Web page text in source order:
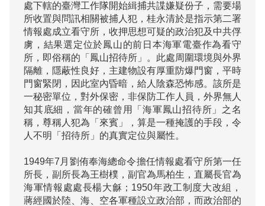
處下轄的臺灣工作隊開始緝捕共諜嫌疑份子，需要場
所收置與問訊相關被捕人犯，桂永清於是指示第二署
情報處成立看守所，收押思想可疑的政治犯及中共俘
虜，結果選定位於鳳山的前日本海軍電臺作為看守
所，即俗稱的「鳳山招待所」。此處周圍環境與外界
隔離，隱蔽性良好，主建物設有厚重防爆門窗，平時
門窗緊閉，因此室內昏暗，給人陰森恐怖感。該所是
一秘密單位，對外保密，非保防工作人員，外界無人
知其底細，當年的確曾用「海軍鳳山招待所」之名
稱，尊稱人犯為「來賓」，算是一種掩護的手段，令
人不明「招待所」的真實定位與屬性。
1949年7月劉侑奉海總命令擔任情報處看守所第一任
所長，副所長為王樹樸，副官為馬柏生，直屬長官為
海軍情報處處長楊大龢；1950年政工制度大改組，
蔣經國於陸、海、空各軍種設立政治部，而政治部的